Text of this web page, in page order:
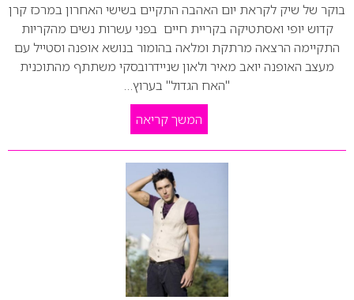
בוקר של שיק לקראת יום האהבה התקיים בשישי האחרון במרכז קרן
קדוש יופי ואסתטיקה בקריית חיים בפני עשרות נשים מהקריות
התקיימה הרצאה מרתקת ומלאה בהומור בנושא אופנה וסטייל עם
מעצב האופנה יואב מאיר ולאון שניידרובסקי משתתף מהתוכנית
"האח הגדול" בערוץ…
המשך קריאה